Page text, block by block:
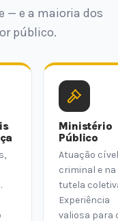
— e a maioria dos
público.
Ministério
Público
Atuação
criminal e na
tutela
Experiência
valiosa para